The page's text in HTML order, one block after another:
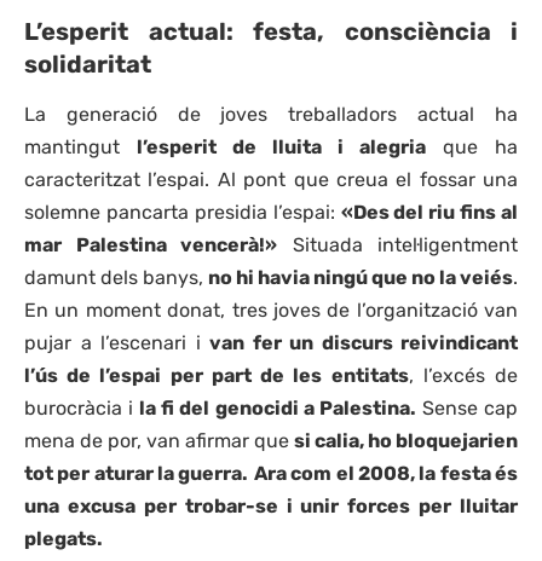
L’esperit actual: festa, consciència i
solidaritat
La generació de joves treballadors actual ha
mantingut l’esperit de lluita i alegria que ha
caracteritzat l’espai. Al pont que creua el fossar una
solemne pancarta presidia l’espai: «Des del riu fins al
mar Palestina vencerà!» Situada intel·ligentment
damunt dels banys, no hi havia ningú que no la veiés.
En un moment donat, tres joves de l’organització van
pujar a l’escenari i van fer un discurs reivindicant
l’ús de l’espai per part de les entitats, l’excés de
burocràcia i la fi del genocidi a Palestina. Sense cap
mena de por, van afirmar que si calia, ho bloquejarien
tot per aturar la guerra. Ara com el 2008, la festa és
una excusa per trobar-se i unir forces per lluitar
plegats.